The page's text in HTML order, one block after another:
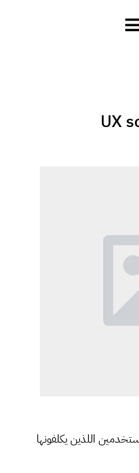
اللذين يكلفونها